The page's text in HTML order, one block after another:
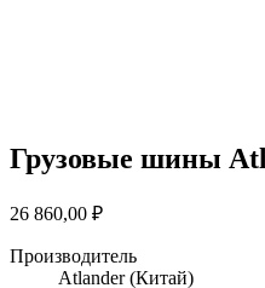
Грузовые шины
26 860,00 ₽
Производитель
Atlander(Китай)